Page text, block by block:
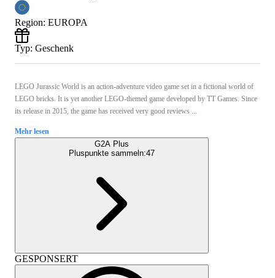
Region: EUROPA
Typ: Geschenk
LEGO Jurassic World is an action-adventure video game set in a fictional world of
LEGO bricks. It is yet another LEGO-themed game developed by TT Games. Since
its release in 2015, the game has received very good reviews ...
Mehr lesen
G2A Plus
Pluspunkte sammeln:47
GESPONSERT